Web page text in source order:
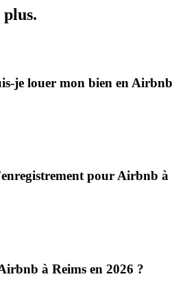
plus.
je louer mon bien en Airbnb
pour Airbnb à
à Reims en 2026 ?